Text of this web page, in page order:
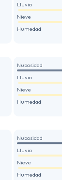
Lluvia
Nieve
Humedad
Nubosidad
Lluvia
Nieve
Humedad
Nubosidad
Lluvia
Nieve
Humedad